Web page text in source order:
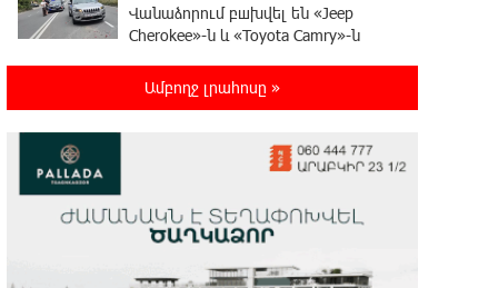
Վանաձորում բшխվել են «Jeep
Cherokee»-ն և «Toyota Camry»-ն
22:03:58 7-08-2026
օգտագործել Starlink-ը
Ռուսաստանի դեմ հարվшծները կառավարելու
համար
21:45:44 7-08-2026
Երևանում և մարզերում
Ամբողջ լրահոսը »